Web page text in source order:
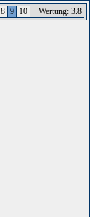
8 9 10 Wertung: 3.8